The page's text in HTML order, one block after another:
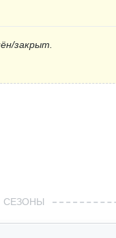
закрыт.
СЕЗОНЫ